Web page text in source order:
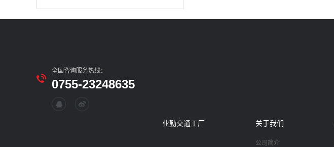
全国咨询服务热线：
0755-23248635
业勤交通工厂 关于我们
公司简介